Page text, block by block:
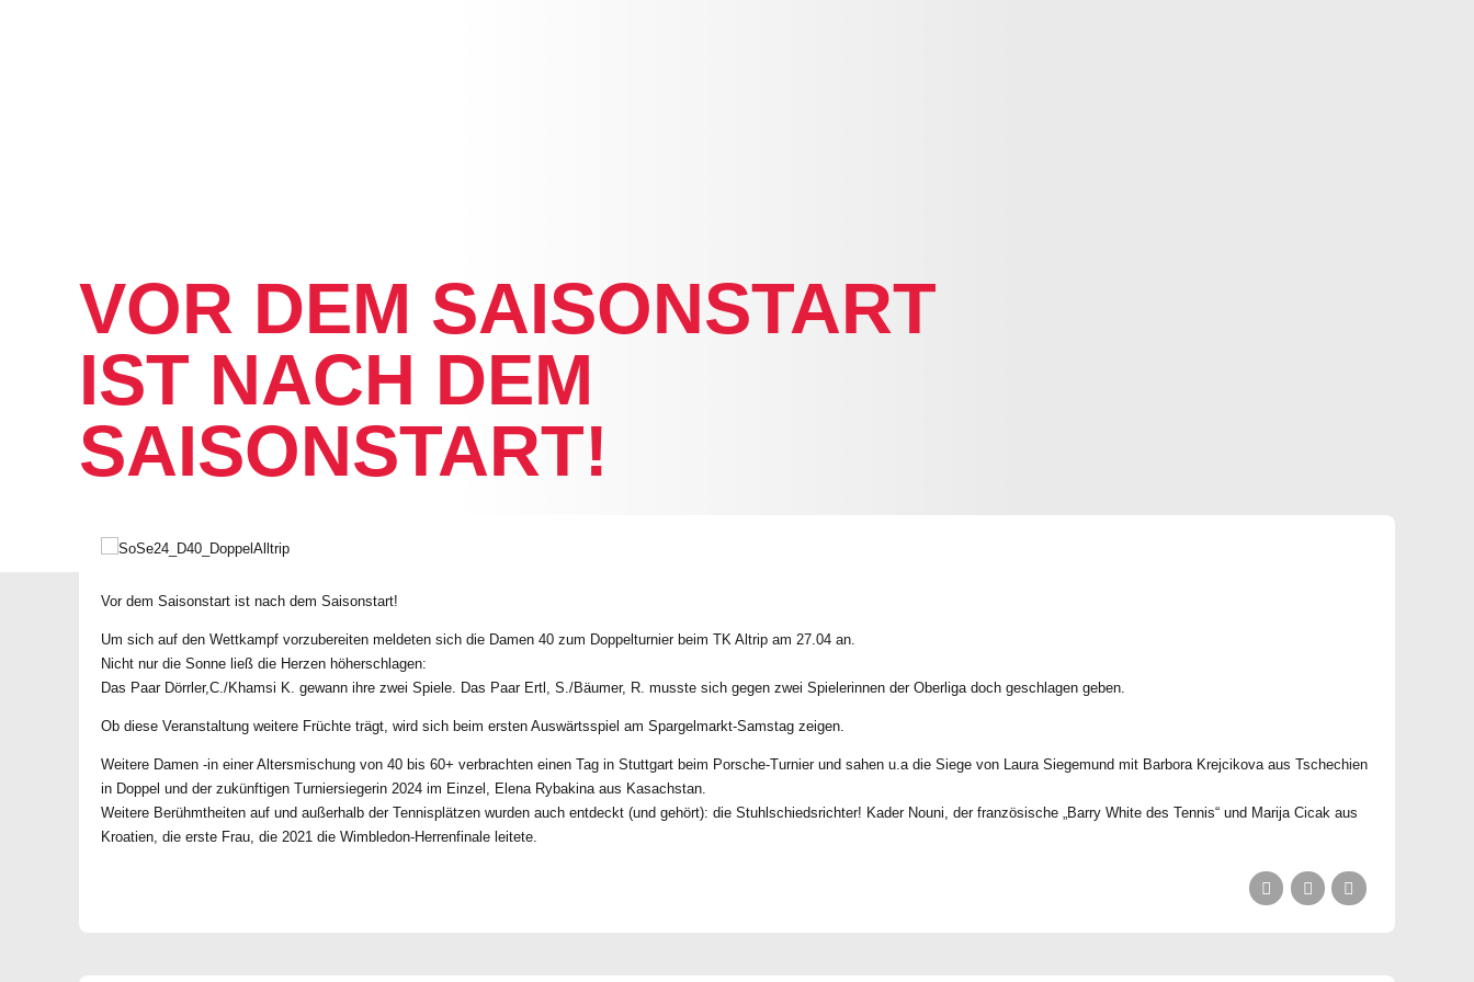
VOR DEM SAISONSTART
IST NACH DEM
SAISONSTART!
Vor dem Saisonstart ist nach dem Saisonstart!
Um sich auf den Wettkampf vorzubereiten meldeten sich die Damen 40 zum Doppelturnier beim TK Altrip am 27.04 an.
Nicht nur die Sonne ließ die Herzen höherschlagen:
Das Paar Dörrler,C./Khamsi K. gewann ihre zwei Spiele. Das Paar Ertl, S./Bäumer, R. musste sich gegen zwei Spielerinnen der Oberliga doch geschlagen geben.
Ob diese Veranstaltung weitere Früchte trägt, wird sich beim ersten Auswärtsspiel am Spargelmarkt-Samstag zeigen.
Weitere Damen -in einer Altersmischung von 40 bis 60+ verbrachten einen Tag in Stuttgart beim Porsche-Turnier und sahen u.a die Siege von Laura Siegemund mit Barbora Krejcikova aus Tschechien
in Doppel und der zukünftigen Turniersiegerin 2024 im Einzel, Elena Rybakina aus Kasachstan.
Weitere Berühmtheiten auf und außerhalb der Tennisplätzen wurden auch entdeckt (und gehört): die Stuhlschiedsrichter! Kader Nouni, der französische „Barry White des Tennis“ und Marija Cicak aus
Kroatien, die erste Frau, die 2021 die Wimbledon-Herrenfinale leitete.